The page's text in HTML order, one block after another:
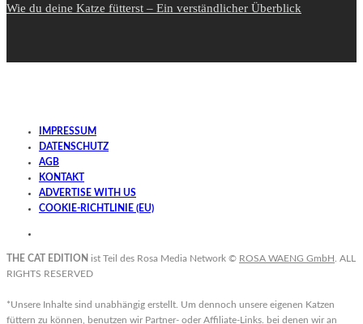
Wie du deine Katze fütterst – Ein verständlicher Überblick
IMPRESSUM
DATENSCHUTZ
AGB
KONTAKT
ADVERTISE WITH US
COOKIE-RICHTLINIE (EU)
THE CAT EDITION ist Teil des Rosa Media Network © ROSA WAENG GmbH . ALL
RIGHTS RESERVED
*Unsere Inhalte sind unabhängig erstellt. Um dennoch unsere eigenen Katzen
füttern zu können, benutzen wir Partner- oder Affiliate-Links. bei denen wir an